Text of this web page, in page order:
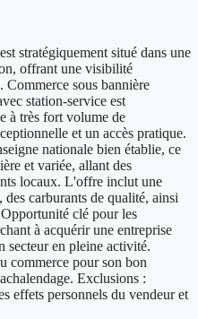
stratégiquement situé dans une
offrant une visibilité
Commerce sous bannière
station-service est
à très fort volume de
et un accès pratique.
nationale bien établie, ce
et variée, allant des
locaux. L'offre inclut une
carburants de qualité, ainsi
clé pour les
à acquérir une entreprise
secteur en pleine activité.
commerce pour son bon
Exclusions :
effets personnels du vendeur et